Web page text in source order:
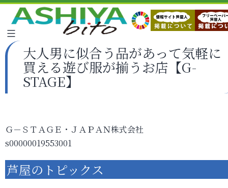
大人男に似合う品があって気軽に
買える遊び服が揃うお店【G-
STAGE】
Ｇ－ＳＴＡＧＥ・ＪＡＰＡＮ株式会社
s00000019553001
芦屋のトピックス